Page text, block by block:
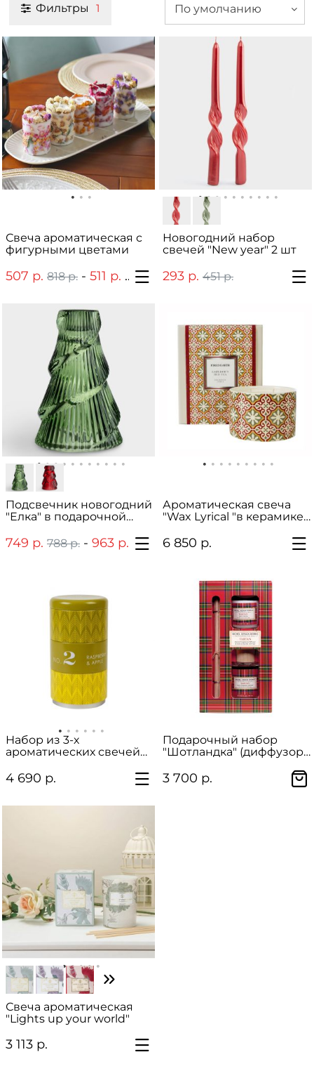
Фильтры 1 По умолчанию
Свеча ароматическая с
фигурными цветами
507 р. 818 р. - 511 р. 838 р.
Новогодний набор
свечей "New year" 2 шт
293 р. 451 р.
Подсвечник новогодний
"Елка" в подарочной
749 р. 788 р. - 963 р. 1 014 р.
Ароматическая свеча
"Wax Lyrical "в керамике
6 850 р.
Набор из 3-х
ароматических свечей
4 690 р.
Подарочный набор
"Шотландка" (диффузор
3 700 р.
Свеча ароматическая
"Lights up your world"
3 113 р.